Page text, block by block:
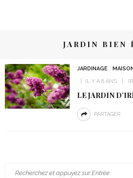
JARDIN BIEN
JARDINAGE
IL Y A 8 ANS
LE JARDIN
PARTAGER